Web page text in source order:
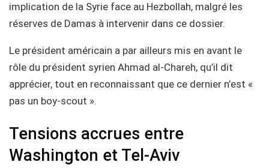
implication de la Syrie face au Hezbollah, malgré les
réserves de Damas à intervenir dans ce dossier.
Le président américain a par ailleurs mis en avant le
rôle du président syrien Ahmad al-Chareh, qu’il dit
apprécier, tout en reconnaissant que ce dernier n’est «
pas un boy-scout ».
Tensions accrues entre
Washington et Tel-Aviv